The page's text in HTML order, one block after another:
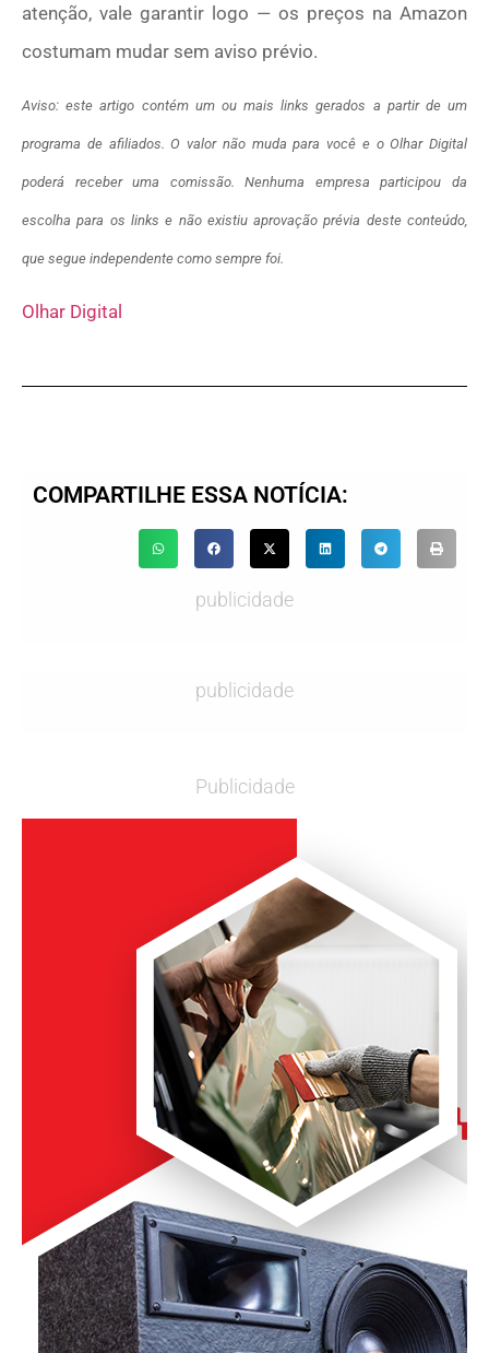
atenção, vale garantir logo — os preços na Amazon
costumam mudar sem aviso prévio.
Aviso: este artigo contém um ou mais links gerados a partir de um
programa de afiliados. O valor não muda para você e o Olhar Digital
poderá receber uma comissão. Nenhuma empresa participou da
escolha para os links e não existiu aprovação prévia deste conteúdo,
que segue independente como sempre foi.
Olhar Digital
COMPARTILHE ESSA NOTÍCIA:
publicidade
publicidade
Publicidade